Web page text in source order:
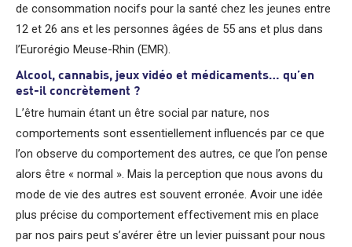
de consommation nocifs pour la santé chez les jeunes entre
12 et 26 ans et les personnes âgées de 55 ans et plus dans
l’Eurorégio Meuse-Rhin (EMR).
Alcool, cannabis, jeux vidéo et médicaments… qu’en
est-il concrètement ?
L’être humain étant un être social par nature, nos
comportements sont essentiellement influencés par ce que
l’on observe du comportement des autres, ce que l’on pense
alors être « normal ». Mais la perception que nous avons du
mode de vie des autres est souvent erronée. Avoir une idée
plus précise du comportement effectivement mis en place
par nos pairs peut s’avérer être un levier puissant pour nous